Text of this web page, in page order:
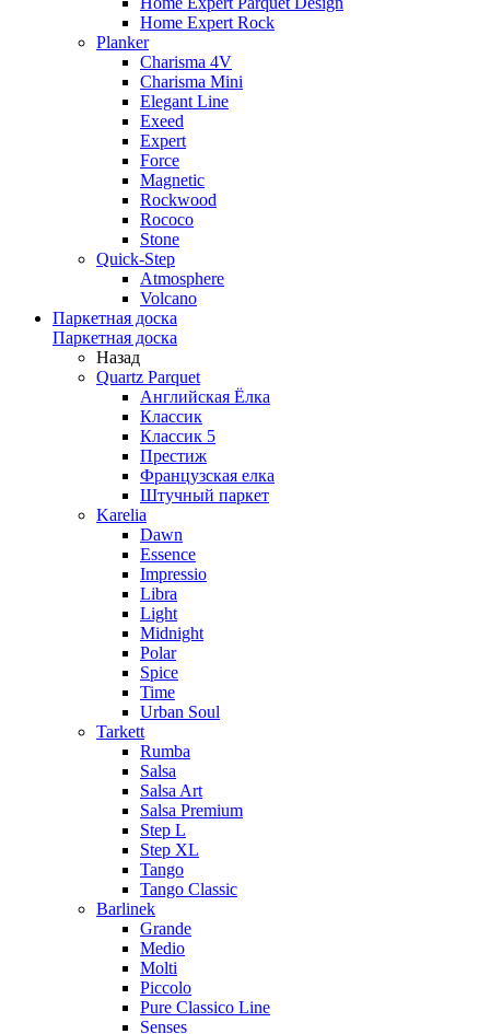
Home Expert Rock
Planker
Charisma 4V
Charisma Mini
Elegant Line
Exeed
Expert
Force
Magnetic
Rockwood
Rococo
Stone
Quick-Step
Atmosphere
Volcano
Паркетная доска
Паркетная доска
Назад
Quartz Parquet
Английская Ёлка
Классик
Классик 5
Престиж
Французская елка
Штучный паркет
Karelia
Dawn
Essence
Impressio
Libra
Light
Midnight
Polar
Spice
Time
Urban Soul
Tarkett
Rumba
Salsa
Salsa Art
Salsa Premium
Step L
Step XL
Tango
Tango Classic
Barlinek
Grande
Medio
Molti
Piccolo
Pure Classico Line
Senses